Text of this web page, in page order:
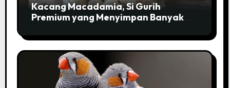
Kacang Macadamia, Si Gurih
Premium yang Menyimpan Banyak